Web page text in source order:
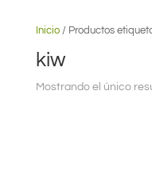
Inicio/ Productos
kiw
Mostrando el único